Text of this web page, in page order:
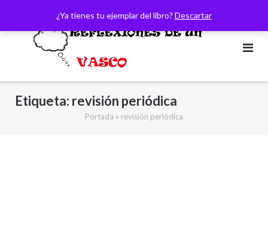
¿Ya tienes tu ejemplar del libro? Descartar
contenido
Etiqueta: revisión periódica
Portada » revisión periódica